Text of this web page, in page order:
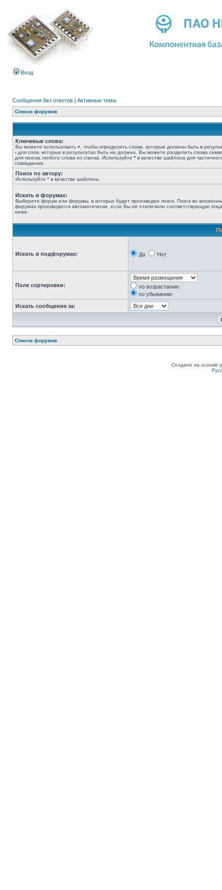
Вход
Сообщения без ответов | Активные темы
Список форумов
Ключевые слова:
Вы можете использовать + , чтобы определить слова, которые должны быть в
- для слов, которых в результатах быть не должно. Вы можете разделить слова
для поиска любого слова из списка. Используйте * в качестве шаблона для
совпадения.
Поиск по автору:
Используйте * в качестве шаблона.
Искать в форумах:
Выберите форум или форумы, в которых будет произведен поиск. Поиск во
форумах производится автоматически, если Вы не отключили соответствующую
ниже.
Искать в подфорумах: Да Нет
Поле сортировки:
по возрастанию
по убыванию
Искать сообщения за:
Список форумов
Создано на основе